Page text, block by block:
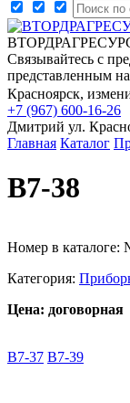
Связывайтесь с
представленным на
Красноярск,
+7 (967) 600-16-26
Дмитрий ул.
Главная Каталог
В7-38
Номер в каталоге:
Категория:
Цена: договорная
В7-37 В7-39